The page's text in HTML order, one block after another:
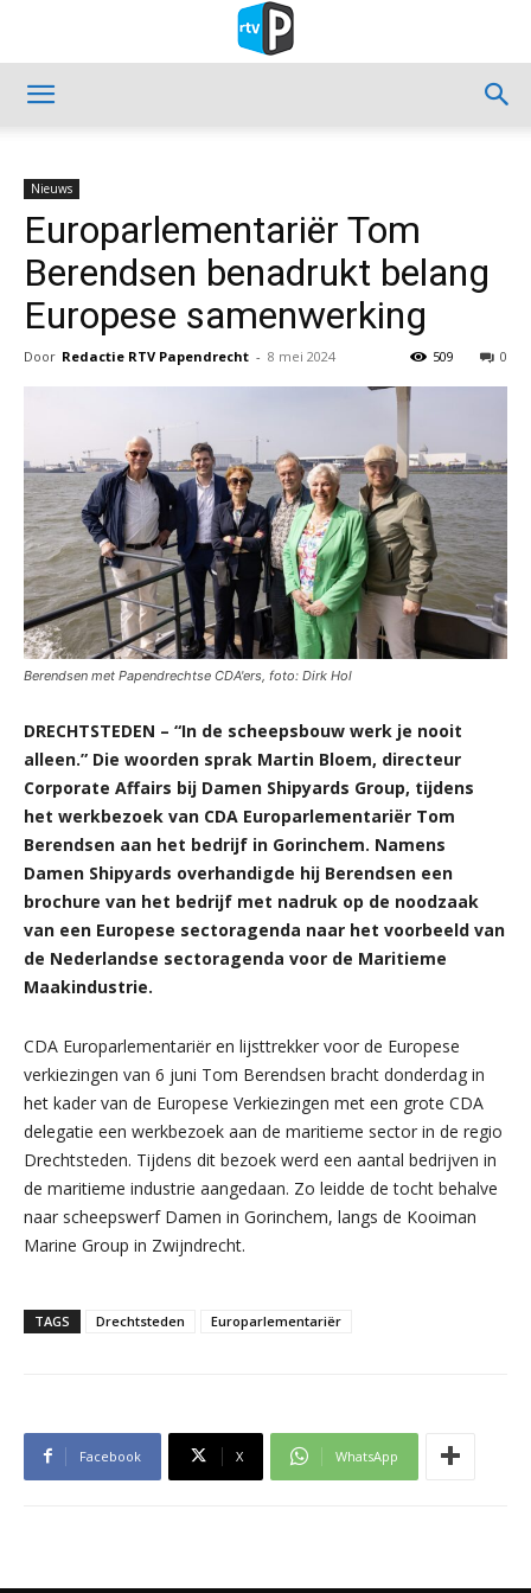
Nieuws
Europarlementariër Tom
Berendsen benadrukt belang
Europese samenwerking
Door Redactie RTV Papendrecht - 8 mei 2024 0
509
Berendsen met Papendrechtse CDA'ers, foto: Dirk Hol
DRECHTSTEDEN – “In de scheepsbouw werk je nooit
alleen.” Die woorden sprak Martin Bloem, directeur
Corporate Affairs bij Damen Shipyards Group, tijdens
het werkbezoek van CDA Europarlementariër Tom
Berendsen aan het bedrijf in Gorinchem. Namens
Damen Shipyards overhandigde hij Berendsen een
brochure van het bedrijf met nadruk op de noodzaak
van een Europese sectoragenda naar het voorbeeld van
de Nederlandse sectoragenda voor de Maritieme
Maakindustrie.
CDA Europarlementariër en lijsttrekker voor de Europese
verkiezingen van 6 juni Tom Berendsen bracht donderdag in
het kader van de Europese Verkiezingen met een grote CDA
delegatie een werkbezoek aan de maritieme sector in de regio
Drechtsteden. Tijdens dit bezoek werd een aantal bedrijven in
de maritieme industrie aangedaan. Zo leidde de tocht behalve
naar scheepswerf Damen in Gorinchem, langs de Kooiman
Marine Group in Zwijndrecht.
TAGS Drechtsteden Europarlementariër
Facebook X WhatsApp